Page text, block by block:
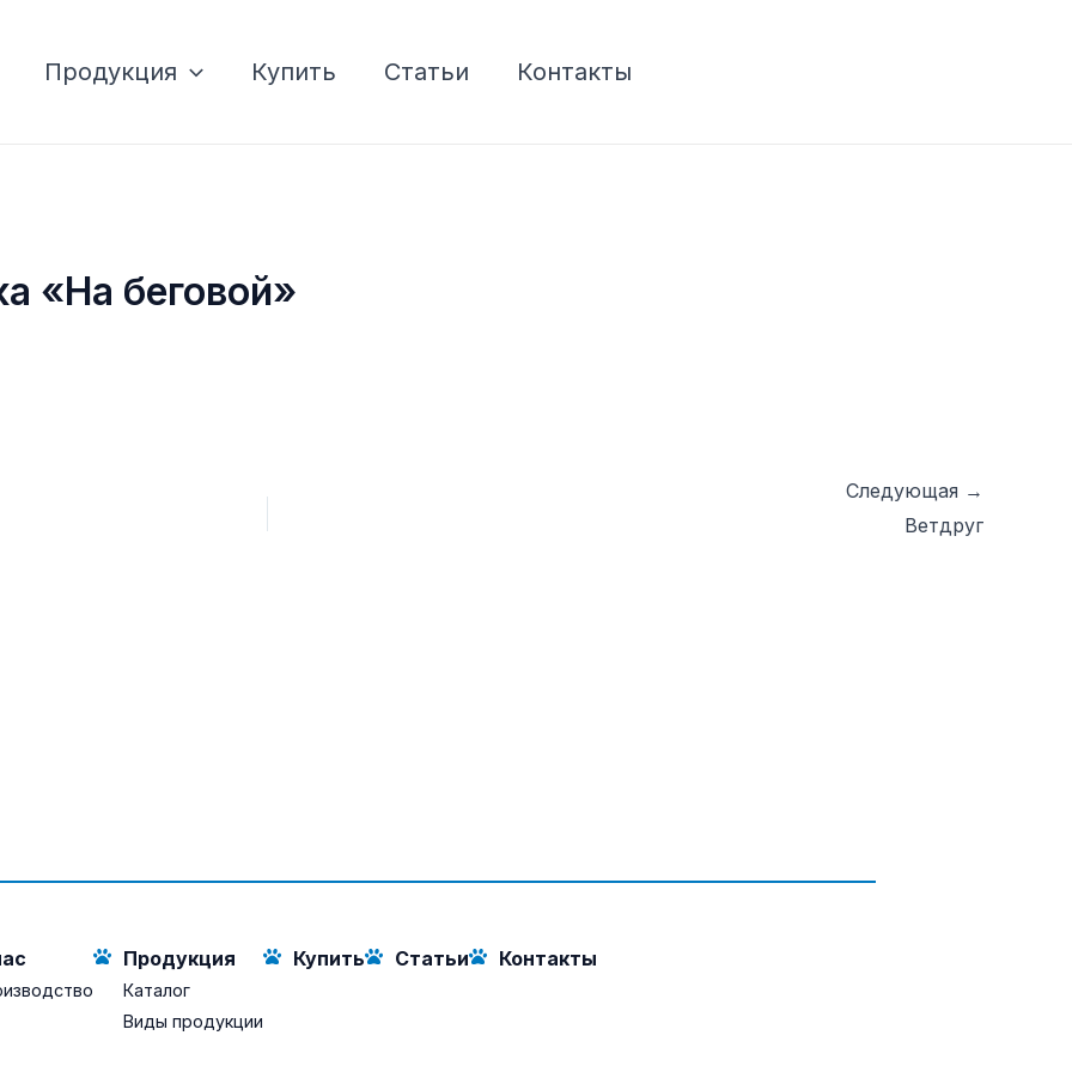
Продукция Купить Статьи Контакты
«На беговой»
Следующая →
Ветдруг
Продукция
Каталог
Виды продукции
Купить Статьи Контакты